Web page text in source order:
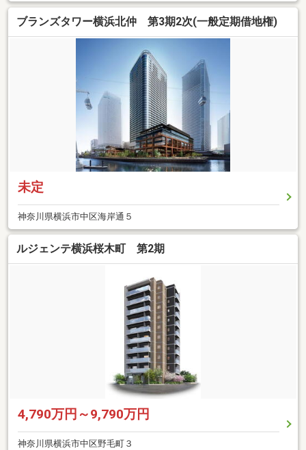
ブランズタワー横浜北仲 第3期2次(一般定期借地権)
未定
神奈川県横浜市中区海岸通５
ルジェンテ横浜桜木町 第2期
4,790万円～9,790万円
神奈川県横浜市中区野毛町３